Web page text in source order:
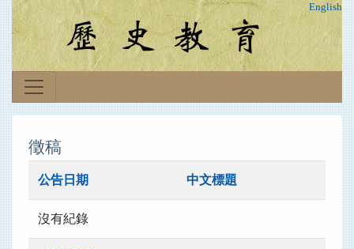
English
徵稿
公告日期 中文標題
沒有紀錄